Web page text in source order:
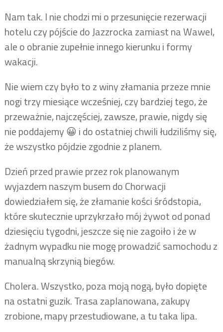
Nam tak. I nie chodzi mi o przesunięcie rezerwacji
hotelu czy pójście do Jazzrocka zamiast na Wawel,
ale o obranie zupełnie innego kierunku i formy
wakacji.
Nie wiem czy było to z winy złamania przeze mnie
nogi trzy miesiące wcześniej, czy bardziej tego, że
przeważnie, najczęściej, zawsze, prawie, nigdy się
nie poddajemy 😀 i do ostatniej chwili łudziliśmy się,
że wszystko pójdzie zgodnie z planem.
Dzień przed prawie przez rok planowanym
wyjazdem naszym busem do Chorwacji
dowiedziałem się, że złamanie kości śródstopia,
które skutecznie uprzykrzało mój żywot od ponad
dziesięciu tygodni, jeszcze się nie zagoiło i że w
żadnym wypadku nie mogę prowadzić samochodu z
manualną skrzynią biegów.
Cholera. Wszystko, poza moją nogą, było dopięte
na ostatni guzik. Trasa zaplanowana, zakupy
zrobione, mapy przestudiowane, a tu taka lipa.